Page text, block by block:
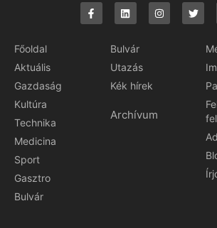
Főoldal
Aktuális
Gazdaság
Kultúra
Technika
Medicina
Sport
Gasztro
Bulvár
Bulvár
Utazás
Kék hírek
Archívum